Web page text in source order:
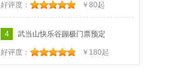
好评度： ￥80起
4 武当山快乐谷蹦极门票预定
好评度： ￥180起